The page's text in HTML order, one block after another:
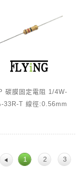
碳膜固定電阻 1/4W-
33R-T 線徑:0.56mm
1 2 3